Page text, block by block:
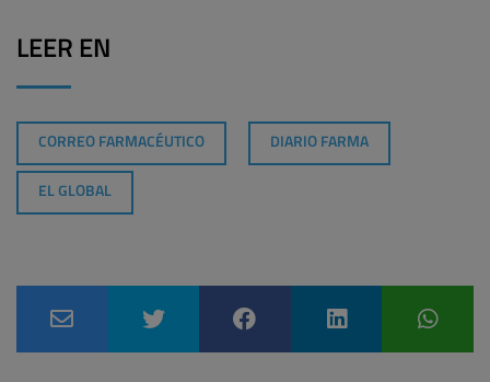
LEER EN
CORREO FARMACÉUTICO DIARIO FARMA
EL GLOBAL